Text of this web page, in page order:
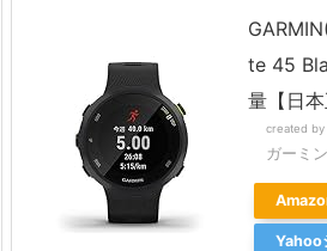
te 45
量【日本
created by
ガーミ
Yahoo